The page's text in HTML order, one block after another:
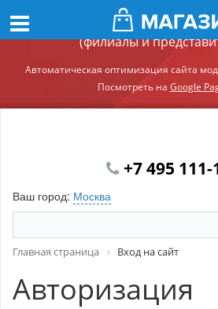
Демонстрационный сайт
(филиалы и
Автоматическая оптимизация сайта
Посмотреть на Google
+7 495 111-
Ваш город: Москва
Главная страница Вход на сайт
Авторизация